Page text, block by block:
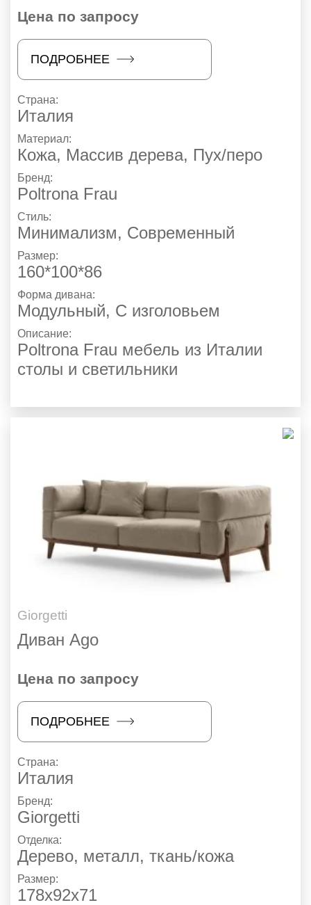
Цена по запросу
ПОДРОБНЕЕ
Страна:
Италия
Материал:
Кожа, Массив дерева, Пух/перо
Бренд:
Poltrona Frau
Стиль:
Минимализм, Современный
Размер:
160*100*86
Форма дивана:
Модульный, С изголовьем
Описание:
Poltrona Frau мебель из Италии
столы и светильники
Giorgetti
Диван Ago
Цена по запросу
ПОДРОБНЕЕ
Страна:
Италия
Бренд:
Giorgetti
Отделка:
Дерево, металл, ткань/кожа
Размер:
178x92x71